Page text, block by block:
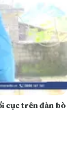
cục trên đàn bò